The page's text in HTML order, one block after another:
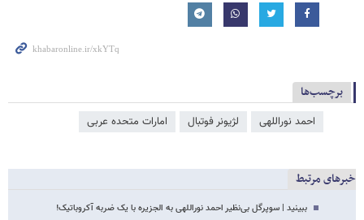
برچسب‌ها
احمد نوراللهی لژیونر فوتبال امارات متحده عربی
خبرهای مرتبط
ببینید | سوپرگل بی‌نظیر احمد نوراللهی به الجزیره با یک ضربه آکروباتیک!